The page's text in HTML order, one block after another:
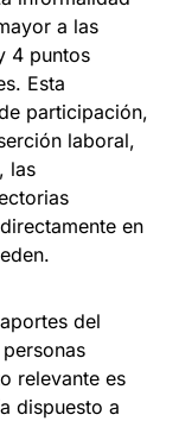
a las
4 puntos
Esta
participación,
laboral,
las
en
del
relevante es
dispuesto a